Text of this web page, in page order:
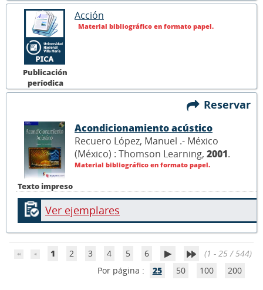
Publicación
períodica
Acción
Material bibliográfico en formato papel.
Reservar
Texto impreso
Acondicionamiento acústico
Recuero López, Manuel .- México
(México) : Thomson Learning, 2001.
Material bibliográfico en formato papel.
Ver ejemplares
1 2 3 4 5 6
(1 - 25 / 544)
Por página :
25 50 100 200